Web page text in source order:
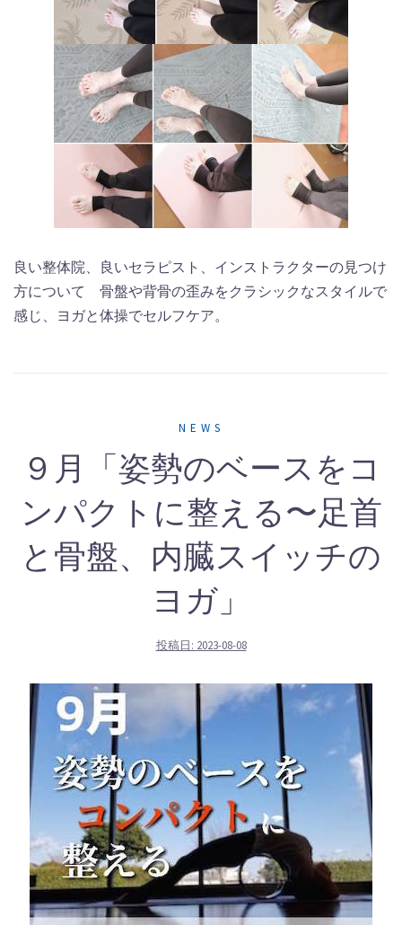
良い整体院、良いセラピスト、インストラクターの見つけ
方について 骨盤や背骨の歪みをクラシックなスタイルで
感じ、ヨガと体操でセルフケア。
NEWS
９月「姿勢のベースをコ
ンパクトに整える〜足首
と骨盤、内臓スイッチの
ヨガ」
投稿日: 2023-08-08